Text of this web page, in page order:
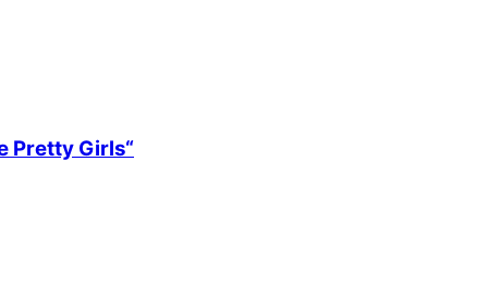
Pretty Girls“